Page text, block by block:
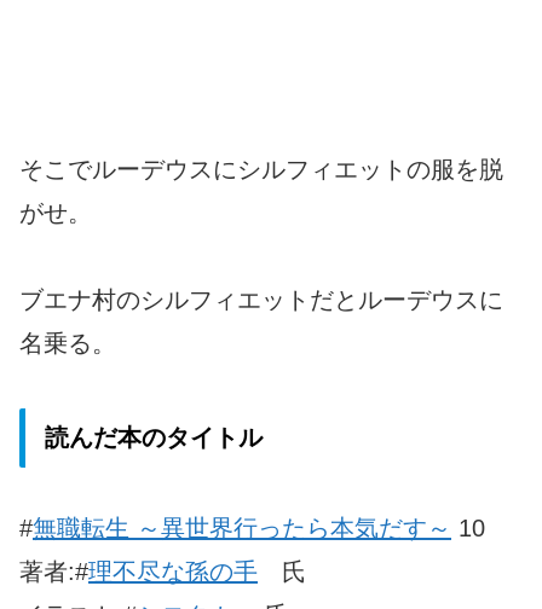
そこでルーデウスにシルフィエットの服を脱
がせ。
ブエナ村のシルフィエットだとルーデウスに
名乗る。
読んだ本のタイトル
#無職転生 ～異世界行ったら本気だす～ 10
著者:#理不尽な孫の手 氏